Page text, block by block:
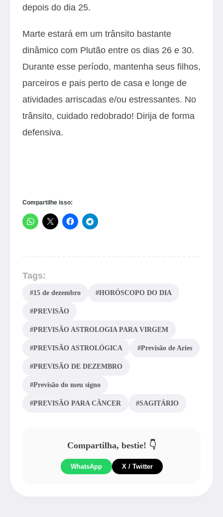
depois do dia 25.
Marte estará em um trânsito bastante
dinâmico com Plutão entre os dias 26 e 30.
Durante esse período, mantenha seus filhos,
parceiros e pais perto de casa e longe de
atividades arriscadas e/ou estressantes. No
trânsito, cuidado redobrado! Dirija de forma
defensiva.
Compartilhe isso:
Tags:
#15 de dezembro #HORÓSCOPO DO DIA
#PREVISÃO
#PREVISÃO ASTROLOGIA PARA VIRGEM
#PREVISÃO ASTROLÓGICA #Previsão de Aries
#PREVISÃO DE DEZEMBRO
#Previsão do meu signo
#PREVISÃO PARA CÂNCER #SAGITÁRIO
Compartilha, bestie! 👇
WhatsApp X / Twitter